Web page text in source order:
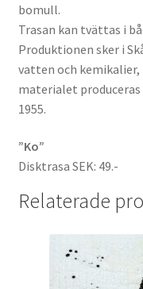
bomull.
Trasan kan tvättas i
Produktionen sker i
vatten och kemikalier,
materialet
1955.
”Ko”
Disktrasa SEK: 49.-
Relaterade